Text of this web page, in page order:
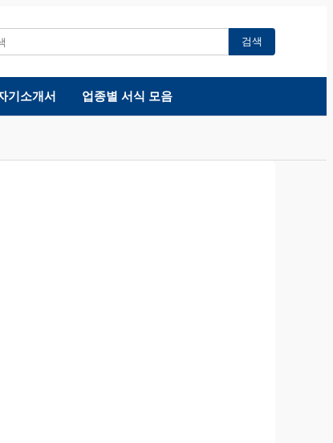
검색
기소개서 업종별 서식 모음